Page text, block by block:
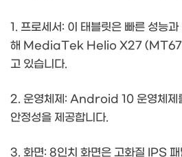
1. 프로세서: 이 태블릿은 빠른 성능
해 MediaTek Helio X27
고 있습니다.
2. 운영체제: Android 10 운영체제
안정성을 제공합니다.
3. 화면: 8인치 화면은 고화질 IPS